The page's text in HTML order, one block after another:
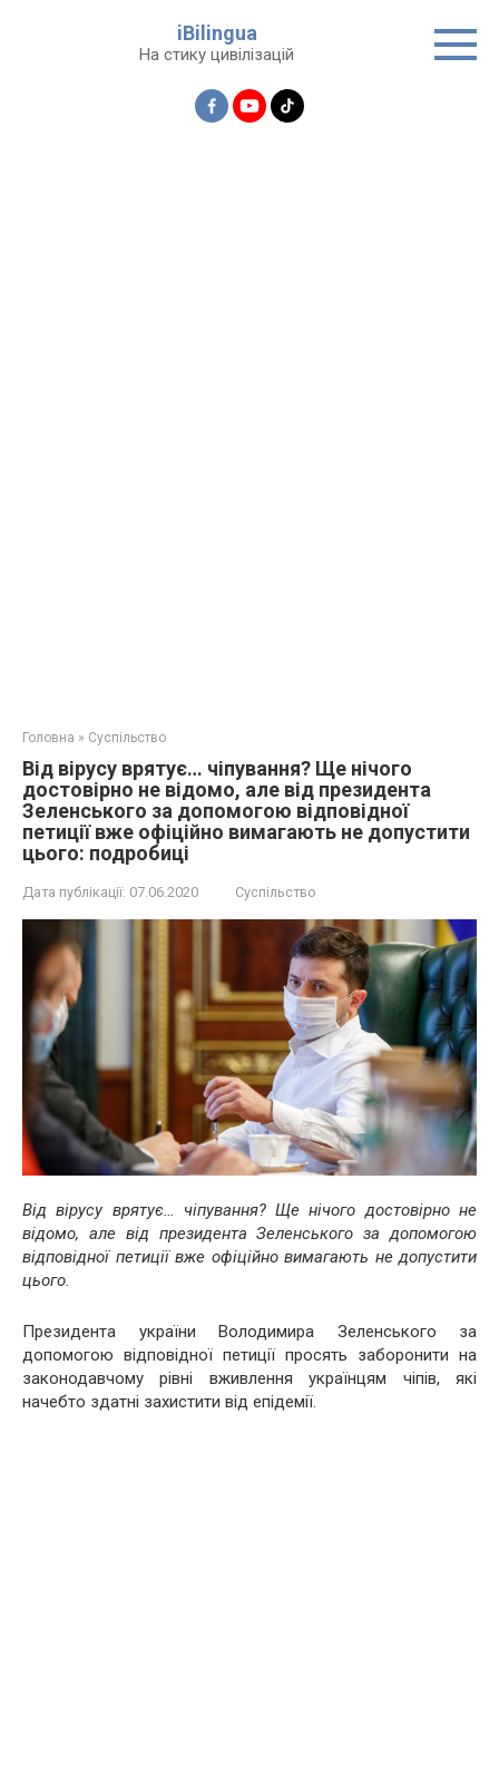
iBilingua
На стику цивілізацій
Головна » Суспільство
Від вірусу врятує… чіпування? Ще нічого
достовірно не відомо, але від президента
Зеленського за допомогою відповідної
петиції вже офіційно вимагають не допустити
цього: подробиці
Дата публікації: 07.06.2020 Суспільство
Від вірусу врятує… чіпування? Ще нічого достовірно не
відомо, але від президента Зеленського за допомогою
відповідної петиції вже офіційно вимагають не допустити
цього.
Президента україни Володимира Зеленського за
допомогою відповідної петиції просять заборонити на
законодавчому рівні вживлення українцям чіпів, які
начебто здатні захистити від епідемії.